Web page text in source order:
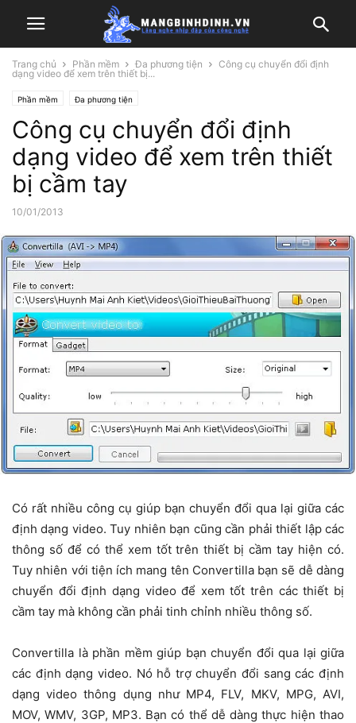
Trang chủ Phần mềm Đa phương tiện
Công cụ chuyển đổi định
dạng video để xem trên thiết bị...
Phần mềm Đa phương tiện
Công cụ chuyển đổi định
dạng video để xem trên thiết
bị cầm tay
10/01/2013
Có rất nhiều công cụ giúp bạn chuyển đổi qua lại giữa các
định dạng video. Tuy nhiên bạn cũng cần phải thiết lập các
thông số để có thể xem tốt trên thiết bị cầm tay hiện có.
Tuy nhiên với tiện ích mang tên Convertilla bạn sẽ dễ dàng
chuyển đổi định dạng video để xem tốt trên các thiết bị
cầm tay mà không cần phải tinh chỉnh nhiều thông số.
Convertilla là phần mềm giúp bạn chuyển đổi qua lại giữa
các định dạng video. Nó hỗ trợ chuyển đổi sang các định
dạng video thông dụng như MP4, FLV, MKV, MPG, AVI,
MOV, WMV, 3GP, MP3. Bạn có thể dễ dàng thực hiện thao